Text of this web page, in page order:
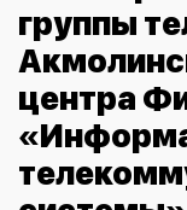
группы
центра